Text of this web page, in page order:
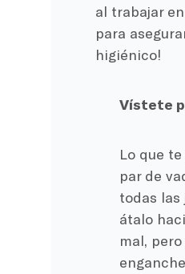
al trabajar
para
higiénico!
Vístete
Lo que
par de
todas las
átalo
mal,